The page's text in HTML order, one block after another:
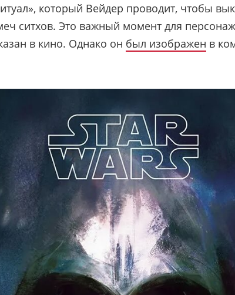
который Вейдер проводит, чтобы
ситхов. Это важный момент для
в кино. Однако он был изображен в